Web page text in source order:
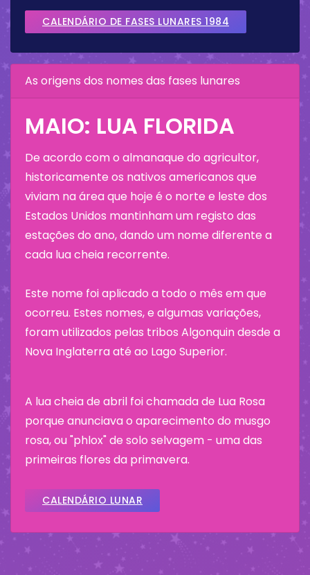
CALENDÁRIO DE FASES LUNARES 1984
As origens dos nomes das fases lunares
MAIO: LUA FLORIDA
De acordo com o almanaque do agricultor,
historicamente os nativos americanos que
viviam na área que hoje é o norte e leste dos
Estados Unidos mantinham um registo das
estações do ano, dando um nome diferente a
cada lua cheia recorrente.
Este nome foi aplicado a todo o mês em que
ocorreu. Estes nomes, e algumas variações,
foram utilizados pelas tribos Algonquin desde a
Nova Inglaterra até ao Lago Superior.
A lua cheia de abril foi chamada de Lua Rosa
porque anunciava o aparecimento do musgo
rosa, ou "phlox" de solo selvagem - uma das
primeiras flores da primavera.
CALENDÁRIO LUNAR